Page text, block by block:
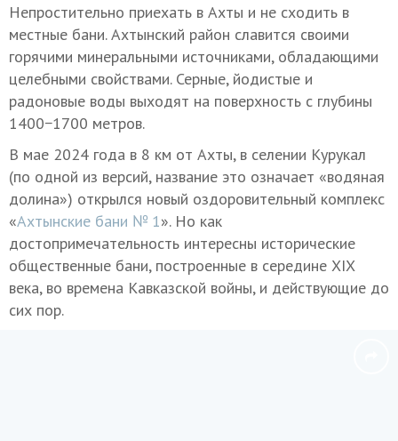
Непростительно приехать в Ахты и не сходить в
местные бани. Ахтынский район славится своими
горячими минеральными источниками, обладающими
целебными свойствами. Серные, йодистые и
радоновые воды выходят на поверхность с глубины
1400−1700 метров.
В мае 2024 года в 8 км от Ахты, в селении Курукал
(по одной из версий, название это означает «водяная
долина») открылся новый оздоровительный комплекс
«Ахтынские бани № 1». Но как
достопримечательность интересны исторические
общественные бани, построенные в середине XIX
века, во времена Кавказской войны, и действующие до
сих пор.